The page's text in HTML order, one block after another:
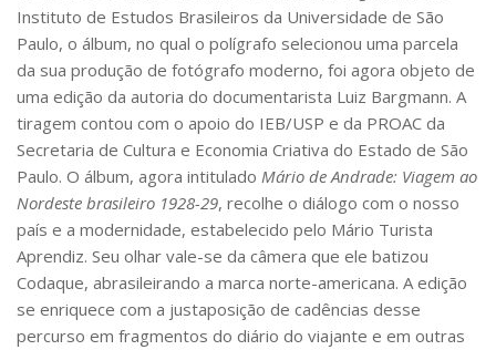
CPg
CRInt
Acadêmico
Serviço de Apoio ao Ensino
Concurso Docente
Representação Discente
Licitações e Contratos
Abertas
Instituto de Estudos Brasileiros da Universidade de São
Paulo, o álbum, no qual o polígrafo selecionou uma parcela
da sua produção de fotógrafo moderno, foi agora objeto de
uma edição da autoria do documentarista Luiz Bargmann. A
tiragem contou com o apoio do IEB/USP e da PROAC da
Secretaria de Cultura e Economia Criativa do Estado de São
Paulo. O álbum, agora intitulado Mário de Andrade: Viagem ao
Nordeste brasileiro 1928-29, recolhe o diálogo com o nosso
país e a modernidade, estabelecido pelo Mário Turista
Aprendiz. Seu olhar vale-se da câmera que ele batizou
Codaque, abrasileirando a marca norte-americana. A edição
se enriquece com a justaposição de cadências desse
percurso em fragmentos do diário do viajante e em outras